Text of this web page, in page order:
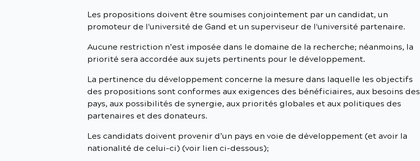
Les propositions doivent être soumises conjointement par un candidat, un
promoteur de l'université de Gand et un superviseur de l'université partenaire.
Aucune restriction n’est imposée dans le domaine de la recherche; néanmoins, la
priorité sera accordée aux sujets pertinents pour le développement.
La pertinence du développement concerne la mesure dans laquelle les objectifs
des propositions sont conformes aux exigences des bénéficiaires, aux besoins des
pays, aux possibilités de synergie, aux priorités globales et aux politiques des
partenaires et des donateurs.
Les candidats doivent provenir d’un pays en voie de développement (et avoir la
nationalité de celui-ci) (voir lien ci-dessous);